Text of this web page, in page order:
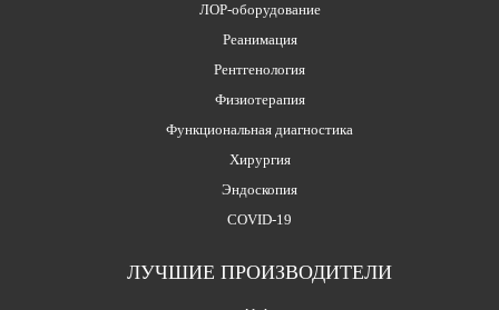
ЛОР-оборудование
Реанимация
Рентгенология
Физиотерапия
Функциональная диагностика
Хирургия
Эндоскопия
COVID-19
ЛУЧШИЕ ПРОИЗВОДИТЕЛИ